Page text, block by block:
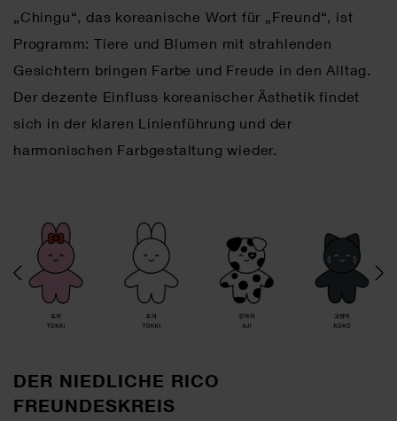
„Chingu“, das koreanische Wort für „Freund“, ist
Programm: Tiere und Blumen mit strahlenden
Gesichtern bringen Farbe und Freude in den Alltag.
Der dezente Einfluss koreanischer Ästhetik findet
sich in der klaren Linienführung und der
harmonischen Farbgestaltung wieder.
DER NIEDLICHE RICO
FREUNDESKREIS